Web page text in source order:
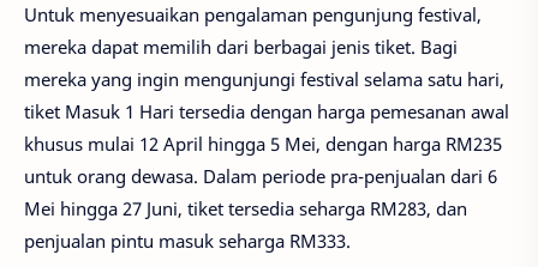
Untuk menyesuaikan pengalaman pengunjung festival,
mereka dapat memilih dari berbagai jenis tiket. Bagi
mereka yang ingin mengunjungi festival selama satu hari,
tiket Masuk 1 Hari tersedia dengan harga pemesanan awal
khusus mulai 12 April hingga 5 Mei, dengan harga RM235
untuk orang dewasa. Dalam periode pra-penjualan dari 6
Mei hingga 27 Juni, tiket tersedia seharga RM283, dan
penjualan pintu masuk seharga RM333.